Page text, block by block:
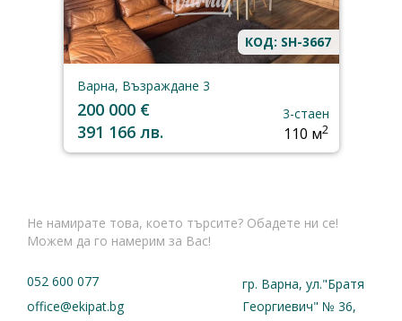
КОД: SH-3667
Варна, Възраждане 3
200 000 €
391 166 лв.
3-стаен
110 м2
Не намирате това, което търсите? Обадете ни се!
Можем да го намерим за Вас!
052 600 077
office@ekipat.bg
гр. Варна, ул."Братя
Георгиевич" № 36,